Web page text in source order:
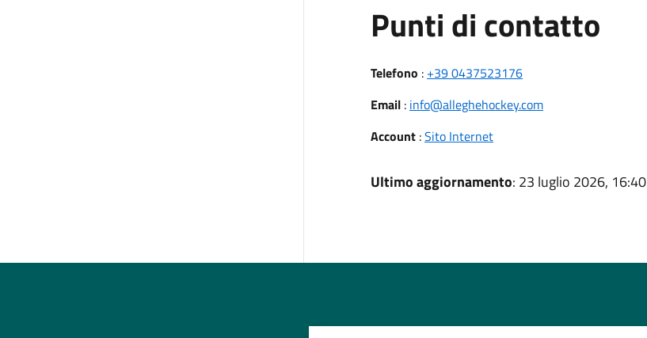
Punti di contatto
Telefono : +39 0437523176
Email: info@alleghehockey.com
Account:Sito Internet
Ultimo aggiornamento: 23 luglio 2026, 16:40